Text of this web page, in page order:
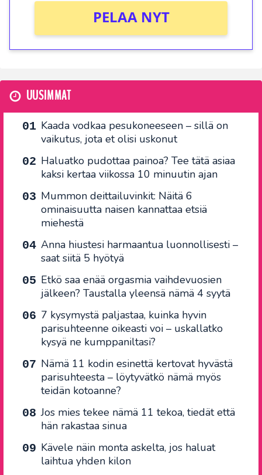
PELAA NYT
UUSIMMAT
Kaada vodkaa pesukoneeseen – sillä on
vaikutus, jota et olisi uskonut
Haluatko pudottaa painoa? Tee tätä asiaa
kaksi kertaa viikossa 10 minuutin ajan
Mummon deittailuvinkit: Näitä 6
ominaisuutta naisen kannattaa etsiä
miehestä
Anna hiustesi harmaantua luonnollisesti –
saat siitä 5 hyötyä
Etkö saa enää orgasmia vaihdevuosien
jälkeen? Taustalla yleensä nämä 4 syytä
7 kysymystä paljastaa, kuinka hyvin
parisuhteenne oikeasti voi – uskallatko
kysyä ne kumppaniltasi?
Nämä 11 kodin esinettä kertovat hyvästä
parisuhteesta – löytyvätkö nämä myös
teidän kotoanne?
Jos mies tekee nämä 11 tekoa, tiedät että
hän rakastaa sinua
Kävele näin monta askelta, jos haluat
laihtua yhden kilon